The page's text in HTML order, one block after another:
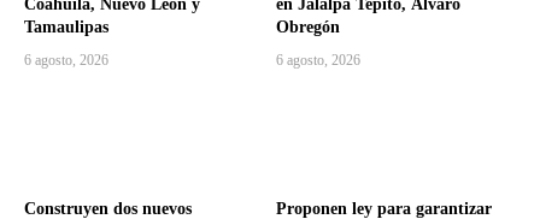
Coahuila, Nuevo León y
Tamaulipas
6 agosto, 2026
en Jalalpa Tepito, Álvaro
Obregón
6 agosto, 2026
Construyen dos nuevos
Proponen ley para garantizar